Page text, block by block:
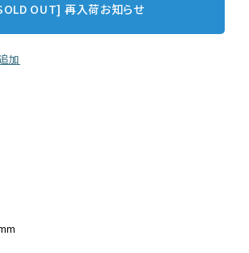
OUT] 再入荷お知らせ
加